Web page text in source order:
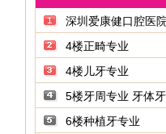
深圳爱康健口腔医院
4楼正畸专业
4楼儿牙专业
5楼牙周专业 牙体
6楼种植牙专业